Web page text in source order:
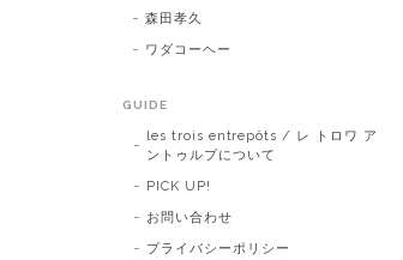
森田孝久
ワダコーヘー
GUIDE
les trois entrepôts / レ トロワ ア
ントゥルプについて
PICK UP!
お問い合わせ
プライバシーポリシー